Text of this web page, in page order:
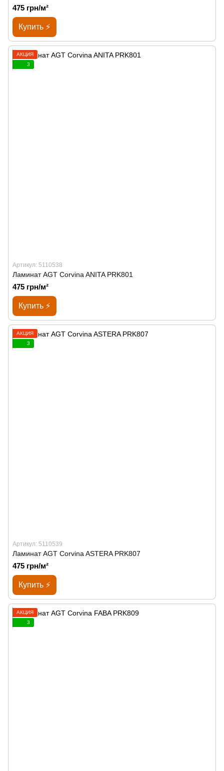
475 грн/м²
Купить ⚡
АКЦИЯ
3
Артикул: 5110538
Ламинат AGT Corvina ANITA PRK801
475 грн/м²
Купить ⚡
АКЦИЯ
3
Артикул: 5110539
Ламинат AGT Corvina ASTERA PRK807
475 грн/м²
Купить ⚡
АКЦИЯ
3